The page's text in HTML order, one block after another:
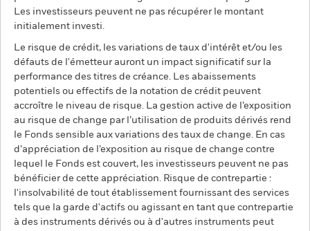
Les investisseurs peuvent ne pas récupérer le montant
initialement investi.
Le risque de crédit, les variations de taux d'intérêt et/ou les
défauts de l'émetteur auront un impact significatif sur la
performance des titres de créance. Les abaissements
potentiels ou effectifs de la notation de crédit peuvent
accroître le niveau de risque. La gestion active de l’exposition
au risque de change par l’utilisation de produits dérivés rend
le Fonds sensible aux variations des taux de change. En cas
d’appréciation de l’exposition au risque de change contre
lequel le Fonds est couvert, les investisseurs peuvent ne pas
bénéficier de cette appréciation. Risque de contrepartie :
l'insolvabilité de tout établissement fournissant des services
tels que la garde d'actifs ou agissant en tant que contrepartie
à des instruments dérivés ou à d'autres instruments peut